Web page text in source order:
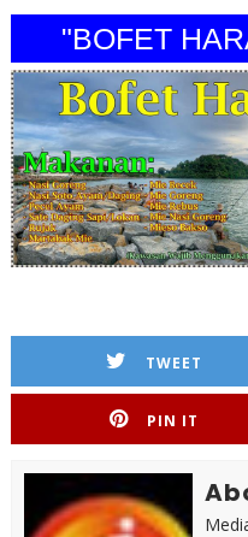
"BOFET
TWEET
PIN IT